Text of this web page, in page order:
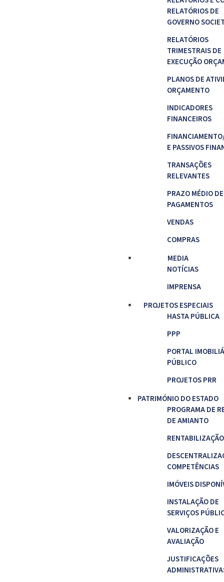
RELATÓRIOS DE
GOVERNO
RELATÓRIOS
TRIMESTRAIS DE
EXECUÇÃO
PLANOS DE
ORÇAMENTO
INDICADORES
FINANCEIROS
E PASSIVOS
TRANSAÇÕES
RELEVANTES
PRAZO MÉDIO DE
PAGAMENTOS
VENDAS
COMPRAS
MEDIA
NOTÍCIAS
IMPRENSA
PROJETOS ESPECIAIS
HASTA PÚBLICA
PPP
PORTAL
PÚBLICO
PROJETOS PRR
PATRIMÓNIO DO ESTADO
PROGRAMA DE
DE AMIANTO
RENTABILIZAÇÃO
COMPETÊNCIAS
IMÓVEIS
INSTALAÇÃO DE
SERVIÇOS
VALORIZAÇÃO E
AVALIAÇÃO
JUSTIFICAÇÕES